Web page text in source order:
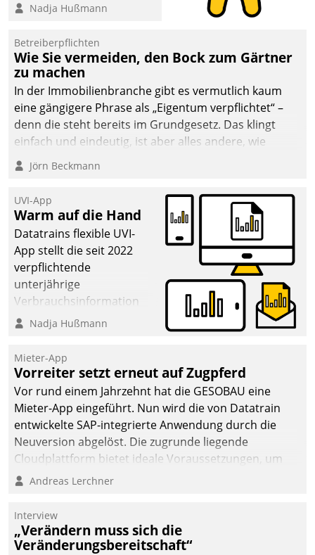
methodisch
Quartier. Dazwischen
zeigte Datatrain, was es
Neues zu bieten hat.
Nadja Hußmann
Betreiberpflichten
Wie Sie vermeiden, den Bock zum Gärtner
zu machen
In der Immobilienbranche gibt es vermutlich kaum
eine gängigere Phrase als „Eigentum verpflichtet“ –
denn die steht bereits im Grundgesetz. Das klingt
einfach und eindeutig, ist aber alles andere, wie
Branchenbeschäftigte wissen. Denn mit der
Verantwortung folgen Verpflichtungen.
Jörn Beckmann
UVI-App
Warm auf die Hand
Datatrains flexible UVI-
App stellt die seit 2022
verpflichtende
unterjährige
Verbrauchsinformation
schnell, zuverlässig und
Die monatlichen
Mitteilungen zum
Heizungs- und
Wasserverbrauch gehen
automatisiert, vollständig
und auf Wunsch über
mehrere zuvor
Kommunikationswege bei
Nadja Hußmann
Mieter-App
Vorreiter setzt erneut auf Zugpferd
Vor rund einem Jahrzehnt hat die GESOBAU eine
Mieter-App eingeführt. Nun wird die von Datatrain
entwickelte SAP-integrierte Anwendung durch die
Neuversion abgelöst. Die zugrunde liegende
Cloudplattform bietet ideale Voraussetzungen, um
die Funktionalität der App zu erweitern und weitere
integrieren.
Andreas Lerchner
Interview
„Verändern muss sich die
Veränderungsbereitschaft“